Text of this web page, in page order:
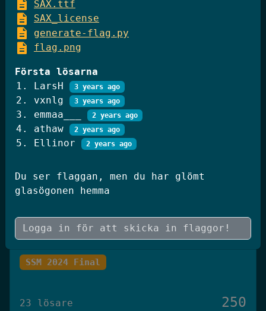
GiffelBanken Valv 2
Knäck Koden 2025
20 lösare
JWT Blog
19 lösare
Skógræktin
SSM 2024 Final
23 lösare 250
Du ser flaggan, men du har glömt
glasögonen hemma
description SAX.ttf
description SAX_license
description generate-flag.py
description flag.png
Första lösarna
LarsH
3 years ago
vxnlg 3 years ago
emmaa___ 2 years ago
athaw 2 years ago
Ellinor 2 years ago